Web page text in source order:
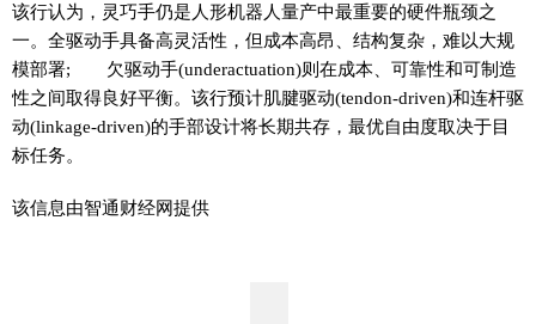
该行认为，灵巧手仍是人形机器人量产中最重要的硬件瓶颈之
一。全驱动手具备高灵活性，但成本高昂、结构复杂，难以大规
模部署; 欠驱动手(underactuation)则在成本、可靠性和可制造
性之间取得良好平衡。该行预计肌腱驱动(tendon-driven)和连杆驱
动(linkage-driven)的手部设计将长期共存，最优自由度取决于目
标任务。
该信息由智通财经网提供